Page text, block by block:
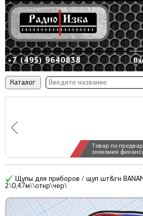
Каталог
Товар по
экономия
+7 (495) 9640838
Щупы для приборов / щуп шт&гн
2\0,47м\\откр\чер\